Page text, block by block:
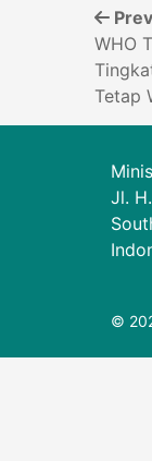
WHO
Tetap
Jl.
©